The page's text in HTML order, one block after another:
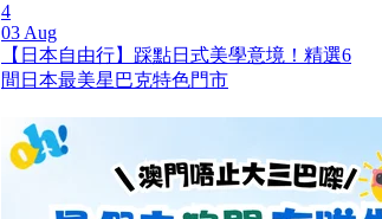
4
03 Aug
【日本自由行】踩點日式美學意境！精選6
間日本最美星巴克特色門市